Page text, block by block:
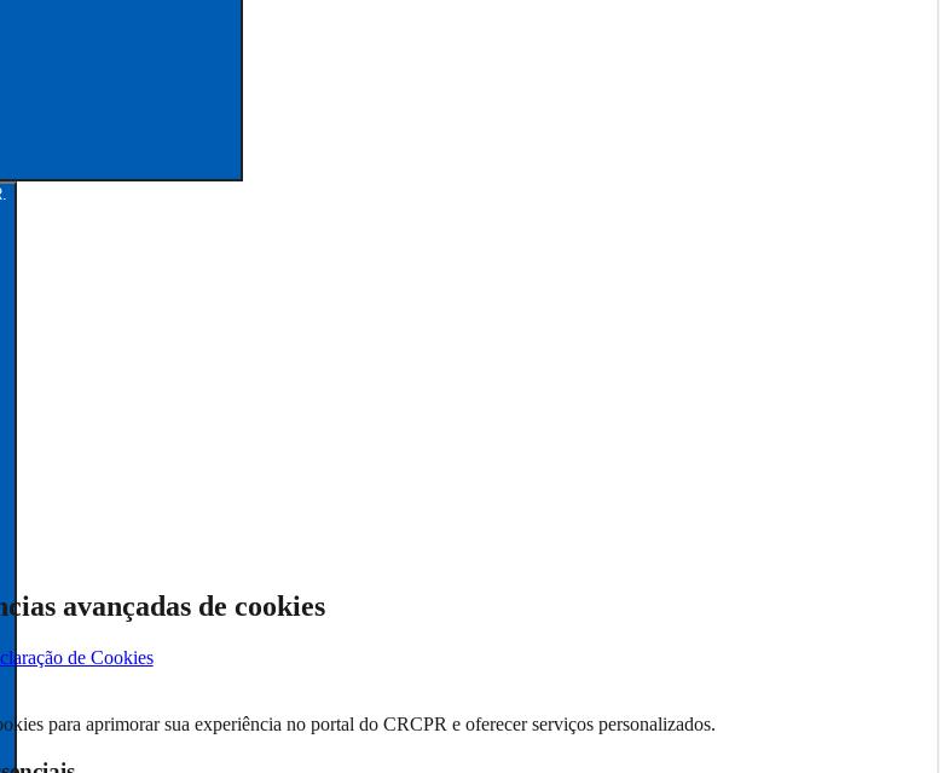
avançadas de cookies
de Cookies
para aprimorar sua experiência no portal do CRCPR e oferecer serviços personalizados.